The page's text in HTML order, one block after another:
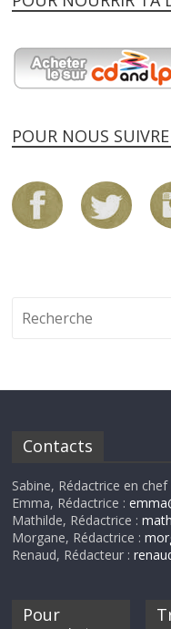
POUR NOUS
Contacts
Sabine, Rédactrice en chef
Emma, Rédactrice :
Mathilde, Rédactrice :
Morgane, Rédactrice :
Renaud, Rédacteur :
Pour